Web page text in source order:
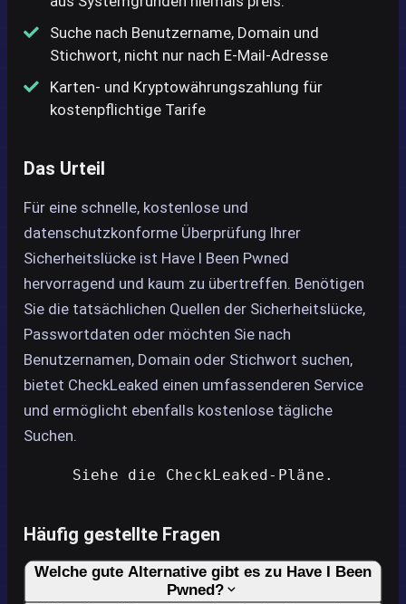
Suche nach Benutzername, Domain und
Stichwort, nicht nur nach E-Mail-Adresse
Karten- und Kryptowährungszahlung für
kostenpflichtige Tarife
Das Urteil
Für eine schnelle, kostenlose und
datenschutzkonforme Überprüfung Ihrer
Sicherheitslücke ist Have I Been Pwned
hervorragend und kaum zu übertreffen. Benötigen
Sie die tatsächlichen Quellen der Sicherheitslücke,
Passwortdaten oder möchten Sie nach
Benutzernamen, Domain oder Stichwort suchen,
bietet CheckLeaked einen umfassenderen Service
und ermöglicht ebenfalls kostenlose tägliche
Suchen.
Siehe die CheckLeaked-Pläne.
Häufig gestellte Fragen
Welche gute Alternative gibt es zu Have I Been
Pwned?